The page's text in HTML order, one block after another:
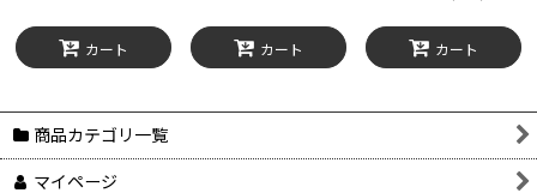
カート カート カート
商品カテゴリ一覧
マイページ